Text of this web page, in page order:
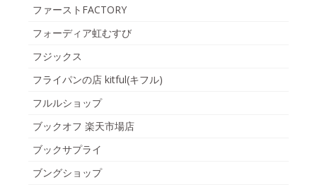
ファーストFACTORY
フォーディア虹むすび
フジックス
フライパンの店 kitful(キフル)
フルルショップ
ブックオフ 楽天市場店
ブックサプライ
ブングショップ